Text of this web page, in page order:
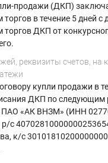
продажи (ДКП)
торгов в течение 5 дней с
торгов ДКП от
реквизиты счетов, на
купли продажи в
ДКП по следующим
ПАО «АК ВНЗМ» (ИНН
р/с
к/с